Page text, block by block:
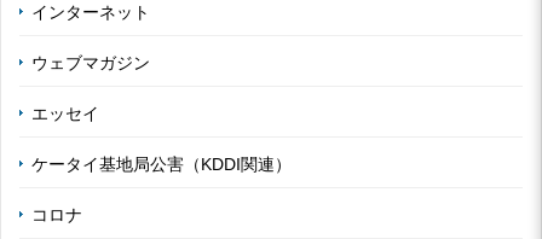
インターネット
ウェブマガジン
エッセイ
ケータイ基地局公害（KDDI関連）
コロナ